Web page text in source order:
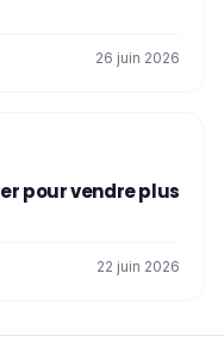
26 juin 2026
pour vendre plus
22 juin 2026